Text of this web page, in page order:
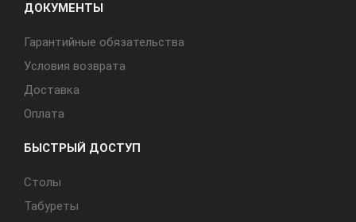
ДОКУМЕНТЫ
Гарантийные обязательства
Условия возврата
Доставка
Оплата
БЫСТРЫЙ ДОСТУП
Cтолы
Табуреты